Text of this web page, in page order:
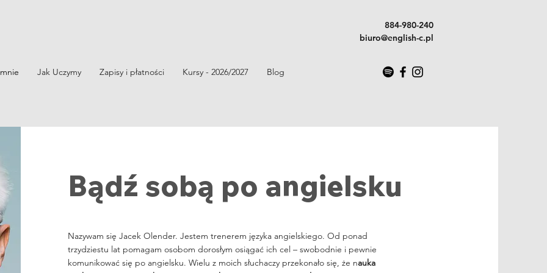
Jak Uczymy Zapisy i płatności Kursy - 2026/2027 Blog
884-980-240
biuro@english-c.pl
Bądź sobą po angielsku
Nazywam się Jacek Olender. Jestem trenerem języka angielskiego. Od ponad
trzydziestu lat pomagam osobom dorosłym osiągać ich cel – swobodnie i pewnie
komunikować się po angielsku. Wielu z moich słuchaczy przekonało się, że nauka